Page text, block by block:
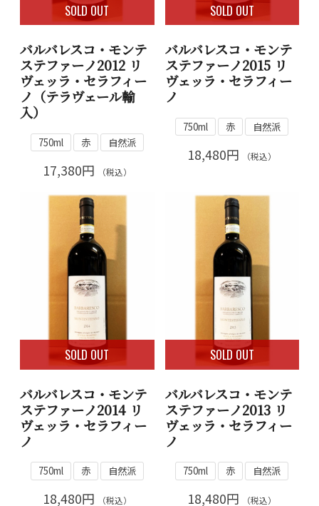
SOLD OUT
バルバレスコ・モンテ
ステファーノ2012 リ
ヴェッラ・セラフィー
ノ（テラヴェール輸
入）
750ml 赤 自然派
17,380円 （税込）
SOLD OUT
バルバレスコ・モンテ
ステファーノ2015 リ
ヴェッラ・セラフィー
ノ
750ml 赤 自然派
18,480円 （税込）
SOLD OUT
バルバレスコ・モンテ
ステファーノ2014 リ
ヴェッラ・セラフィー
ノ
750ml 赤 自然派
18,480円 （税込）
SOLD OUT
バルバレスコ・モンテ
ステファーノ2013 リ
ヴェッラ・セラフィー
ノ
750ml 赤 自然派
18,480円 （税込）